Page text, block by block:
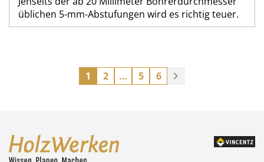
üblichen 5-mm-Abstufungen wird es richtig teuer.
1 2 … 5 6